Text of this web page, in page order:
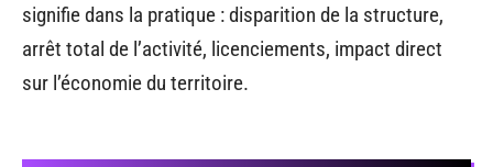
signifie dans la pratique : disparition de la structure,
arrêt total de l’activité, licenciements, impact direct
sur l’économie du territoire.